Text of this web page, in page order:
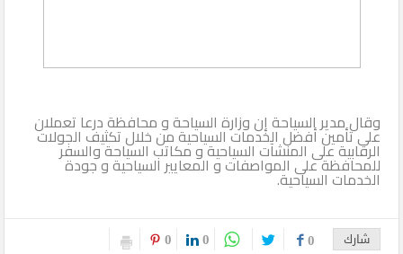
وقال مدير السياحة إن وزارة السياحة و محافظة درعا تعملان
على تأمين أفضل الخدمات السياحية من خلال تكثيف الجولات
الرقابية على المنشآت السياحية و مكاتب السياحة والسفر
للمحافظة على المواصفات و المعايير السياحية و جودة
الخدمات السياحية.
شارك 0
0
0